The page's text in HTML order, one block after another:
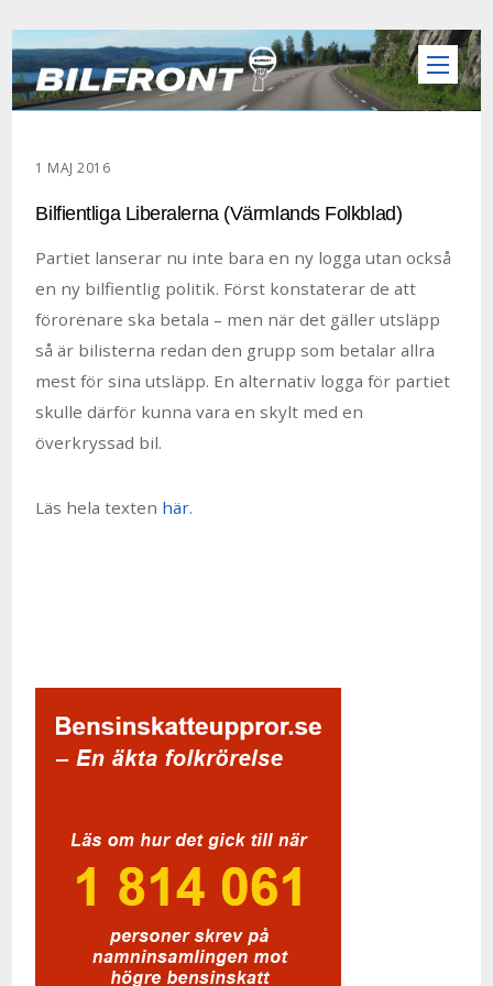
1 MAJ 2016
Bilfientliga Liberalerna (Värmlands Folkblad)
Partiet lanserar nu inte bara en ny logga utan också
en ny bilfientlig politik. Först konstaterar de att
förorenare ska betala – men när det gäller utsläpp
så är bilisterna redan den grupp som betalar allra
mest för sina utsläpp. En alternativ logga för partiet
skulle därför kunna vara en skylt med en
överkryssad bil.
Läs hela texten här.